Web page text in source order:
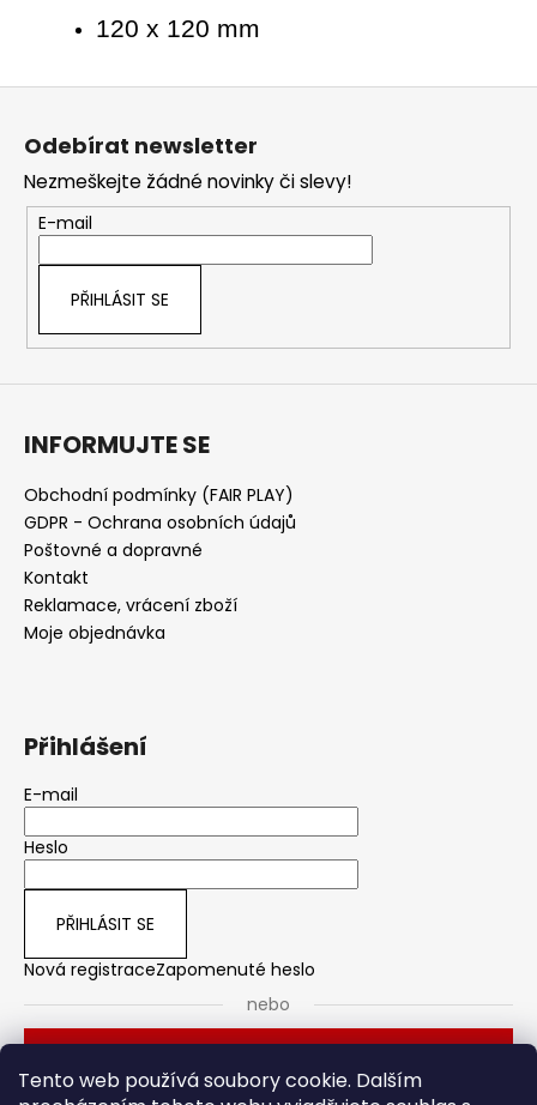
Tento web používá soubory cookie. Dalším
120 x 120 mm
Z
Odebírat newsletter
Nezmeškejte žádné novinky či slevy!
E-mail
PŘIHLÁSIT SE
INFORMUJTE SE
Obchodní podmínky (FAIR PLAY)
GDPR - Ochrana osobních údajů
Poštovné a dopravné
Kontakt
Reklamace, vrácení zboží
Moje objednávka
Přihlášení
E-mail
Heslo
PŘIHLÁSIT SE
Nová registraceZapomenuté heslo
nebo